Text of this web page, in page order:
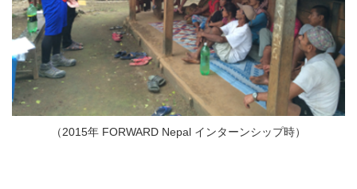
（2015年 FORWARD Nepal インターンシップ時）